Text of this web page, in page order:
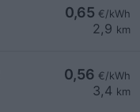
0,65 €/kWh
2,9 km
0,56 €/kWh
3,4 km